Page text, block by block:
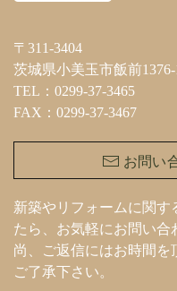
〒311-3404
茨城県小美玉市飯前1376-
TEL：0299-37-3465
FAX：0299-37-3467
お問い
新築やリフォームに関す
たら、お気軽にお問い合
尚、ご返信にはお時間を
ご了承下さい。